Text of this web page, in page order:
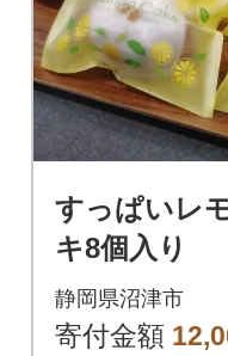
すっぱいレ
キ8個入り
静岡県沼津市
寄付金額